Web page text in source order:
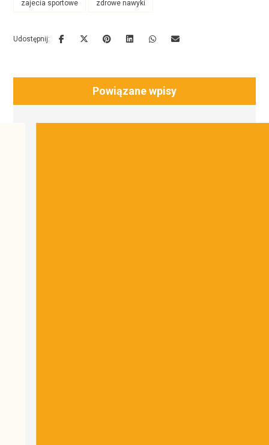
zajecia sportowe zdrowe nawyki
Powiązane wpisy